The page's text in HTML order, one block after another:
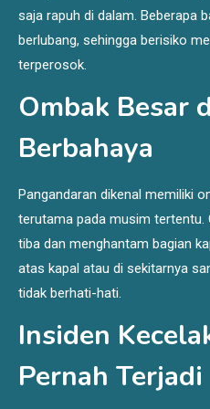
saja rapuh di dalam. Beberapa
berlubang, sehingga berisiko
terperosok.
Ombak Besar
Berbahaya
Pangandaran dikenal memiliki
terutama pada musim tertentu.
tiba dan menghantam bagian
atas kapal atau di sekitarnya
tidak berhati-hati.
Insiden
Pernah Terjadi